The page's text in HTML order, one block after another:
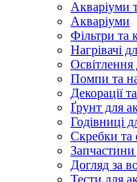
Акваріуми
Акваріуми
Фільтри та
Нагрівачі
Освітлення
Помпи та
Декорації
Ґрунт для
Годівниці
Скребки та
Запчастини
Догляд за
Тести для